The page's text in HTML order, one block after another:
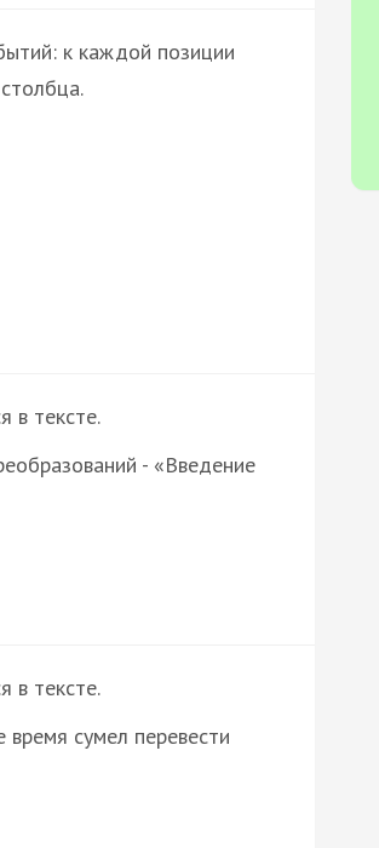
к каждой позиции
в тексте.
- «Введение
в тексте.
сумел перевести